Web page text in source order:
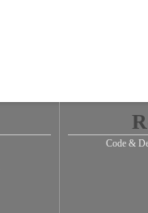
Code &